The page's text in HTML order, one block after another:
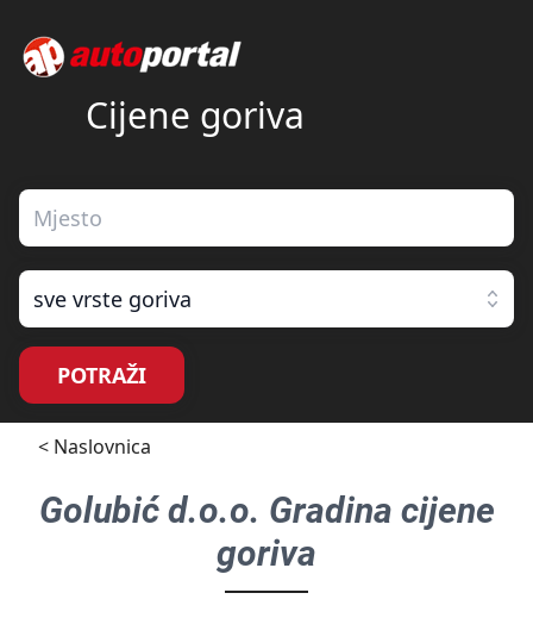
Cijene goriva
sve vrste goriva
POTRAŽI
< Naslovnica
Golubić d.o.o. Gradina cijene
goriva